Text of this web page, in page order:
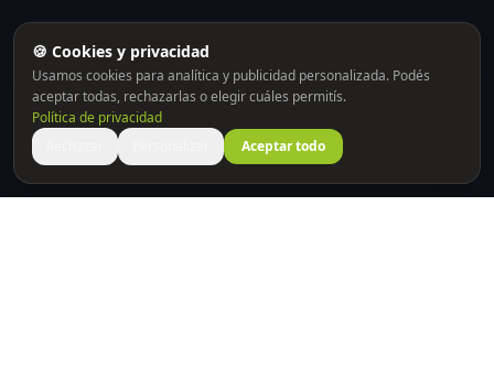
🍪 Cookies y privacidad
Usamos cookies para analítica y publicidad personalizada. Podés
aceptar todas, rechazarlas o elegir cuáles permitís.
Política de privacidad
Aceptar todo